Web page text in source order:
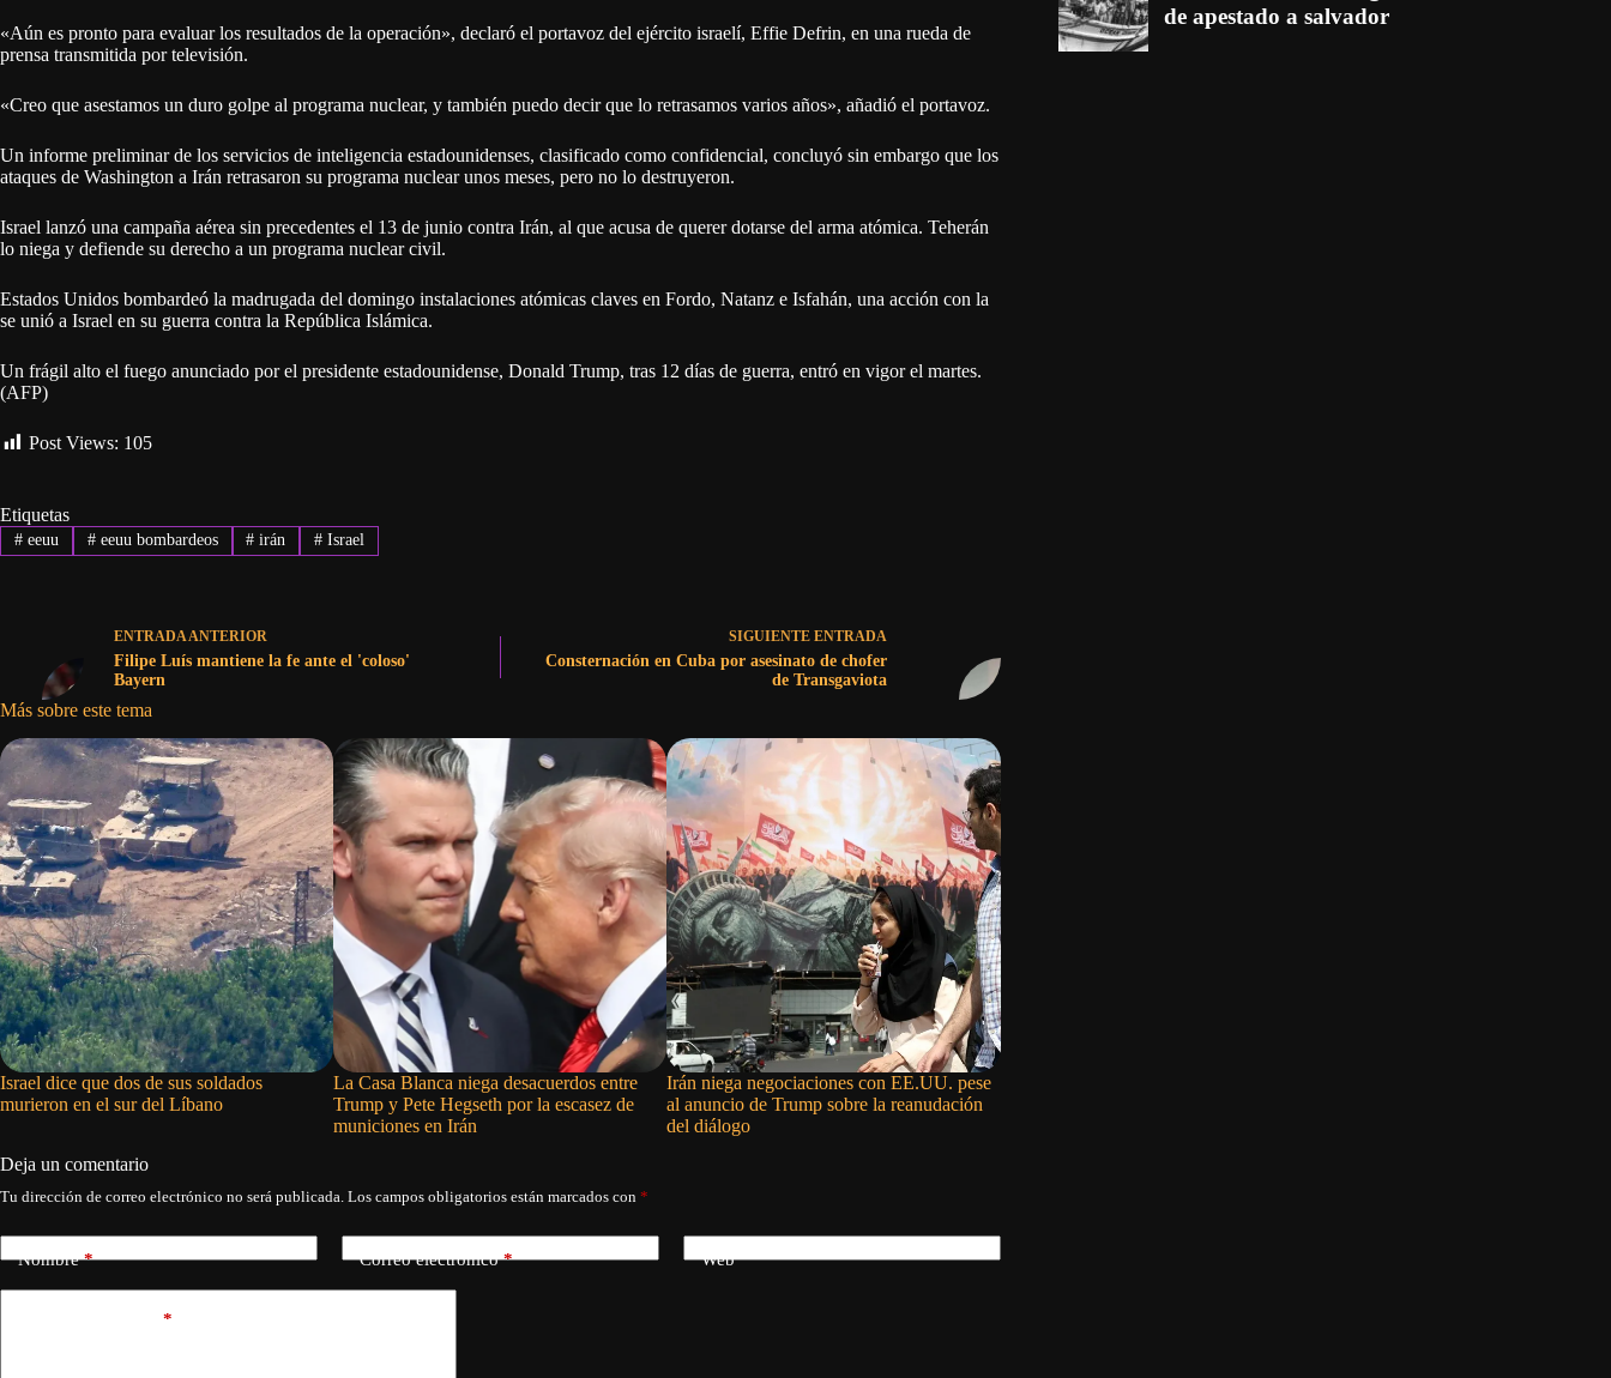
«Aún es pronto para evaluar los resultados de la operación», declaró el portavoz del ejército israelí, Effie Defrin, en una rueda de
prensa transmitida por televisión.
«Creo que asestamos un duro golpe al programa nuclear, y también puedo decir que lo retrasamos varios años», añadió el portavoz.
Un informe preliminar de los servicios de inteligencia estadounidenses, clasificado como confidencial, concluyó sin embargo que los
ataques de Washington a Irán retrasaron su programa nuclear unos meses, pero no lo destruyeron.
Israel lanzó una campaña aérea sin precedentes el 13 de junio contra Irán, al que acusa de querer dotarse del arma atómica. Teherán
lo niega y defiende su derecho a un programa nuclear civil.
Estados Unidos bombardeó la madrugada del domingo instalaciones atómicas claves en Fordo, Natanz e Isfahán, una acción con la
se unió a Israel en su guerra contra la República Islámica.
Un frágil alto el fuego anunciado por el presidente estadounidense, Donald Trump, tras 12 días de guerra, entró en vigor el martes.
(AFP)
Post Views: 105
Etiquetas
#eeuu #eeuu bombardeos # irán # Israel
ENTRADAANTERIOR
Filipe Luís mantiene la fe ante el 'coloso'
Bayern
SIGUIENTE ENTRADA
Consternación en Cuba por asesinato de chofer
de Transgaviota
Más sobre este tema
Israel dice que dos de sus soldados
murieron en el sur del Líbano
La Casa Blanca niega desacuerdos entre
Trump y Pete Hegseth por la escasez de
municiones en Irán
Irán niega negociaciones con EE.UU. pese
al anuncio de Trump sobre la reanudación
del diálogo
Deja un comentario
Tu dirección de correo electrónico no será publicada. Los campos obligatorios están marcados con *
Nombre* Correo electrónico* Web
*